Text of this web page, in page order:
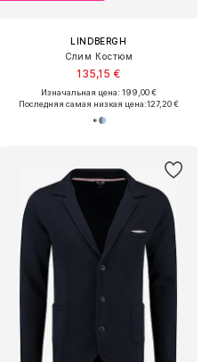
LINDBERGH
Слим Костюм
135,15 €
Изначальная цена: 199,00 €
Последняя самая низкая цена:127,20 €